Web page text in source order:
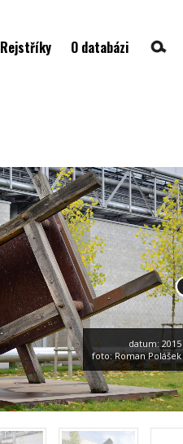
Rejstříky O databázi
datum: 2015
foto: Roman Polášek